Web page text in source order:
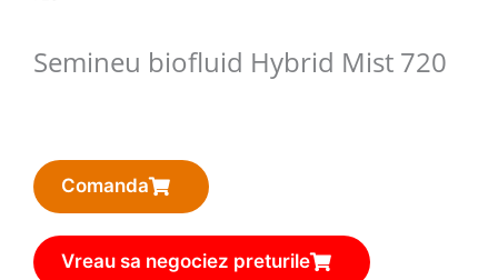
Semineu biofluid Hybrid Mist 720
Comanda
Vreau sa negociez preturile